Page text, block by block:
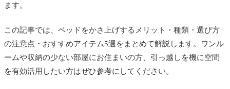
ます。
この記事では、 ベッドをかさ上げするメリット・種類・選び方
の注意点・おすすめアイテム5選をまとめて解説します。ワンル
ームや収納の少ない部屋にお住まいの方、引っ越しを機に空間
を有効活用したい方はぜひ参考にしてください。